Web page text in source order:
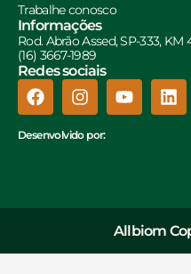
Trabalhe conosco
Informações
Rod. Abrão Assed, SP-333, KM
(16) 3667-1989
Redes sociais
Desenvolvido por:
Allbiom